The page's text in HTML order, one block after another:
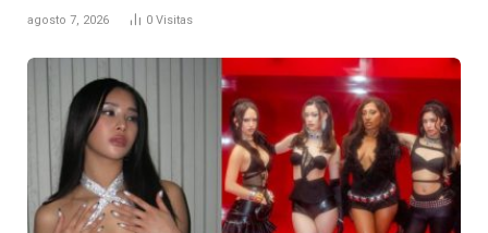
agosto 7, 2026 0 Visitas